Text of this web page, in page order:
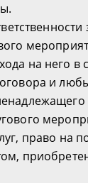
на него в
и
право на